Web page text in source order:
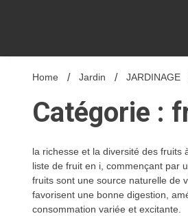
Home Jardin JARDINAGE
Catégorie :
la richesse et la diversité des fruits
liste de fruit en i, commençant par
fruits sont une source naturelle de
favorisent une bonne digestion,
consommation variée et excitante.